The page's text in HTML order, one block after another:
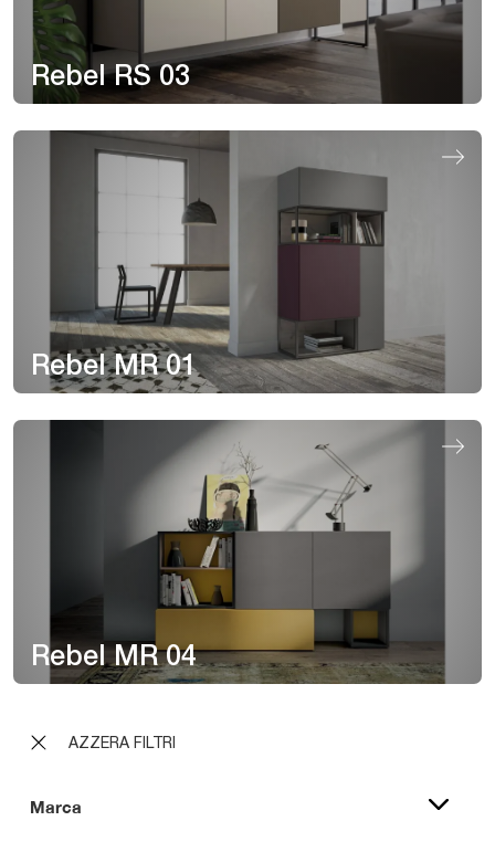
AZZERA FILTRI
Marca
Rebel RS 03
Rebel MR 01
Rebel MR 04